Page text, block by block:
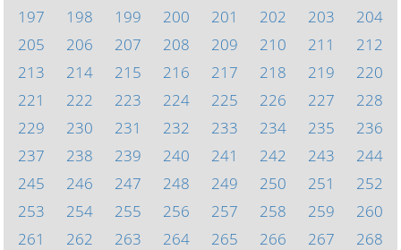
197
198 199 200 201 202 203
204
205
206 207 208 209 210 211
212
213
214 215 216 217 218 219
220
221
222 223 224 225 226 227
228
229
230 231 232 233 234 235
236
237
238 239 240 241 242 243
244
245
246 247 248 249 250 251
252
253
254 255 256 257 258 259
260
261
262 263 264 265 266 267
268